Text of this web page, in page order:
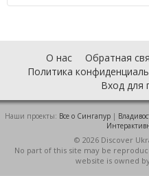
О нас Обратная
Политика
Вход для
Наши проекты: Все о Cингапур |
© 2026 Discover
No part of this site may be
website is owned